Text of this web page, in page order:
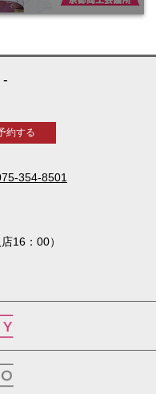
354-8501
16：00）
約する